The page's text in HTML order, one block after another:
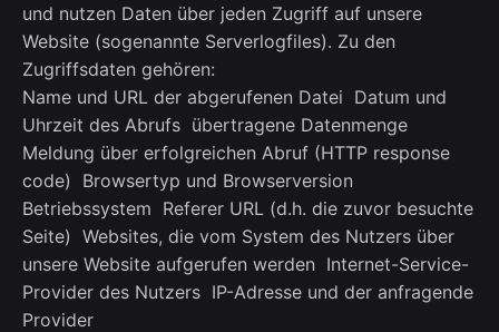
und nutzen Daten über jeden Zugriff auf unsere
Website (sogenannte Serverlogfiles). Zu den
Zugriffsdaten gehören:
Name und URL der abgerufenen Datei Datum und
Uhrzeit des Abrufs übertragene Datenmenge
Meldung über erfolgreichen Abruf (HTTP response
code) Browsertyp und Browserversion
Betriebssystem Referer URL (d.h. die zuvor besuchte
Seite) Websites, die vom System des Nutzers über
unsere Website aufgerufen werden Internet-Service-
Provider des Nutzers IP-Adresse und der anfragende
Provider